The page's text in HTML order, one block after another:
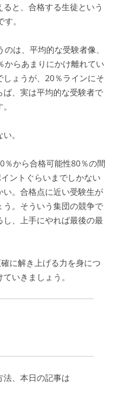
と、合格する生徒という
。
は、平均的な受験者像、
からあまりにかけ離れてい
ょうが、20％ラインにそ
、実は平均的な受験者で
。
％から合格可能性80％の間
ントぐらいまでしかない
。合格点に近い受験生が
。そういう集団の競争で
、上手にやれば最後の最
に解き上げる力を身につ
いきましょう。
、本日の記事は